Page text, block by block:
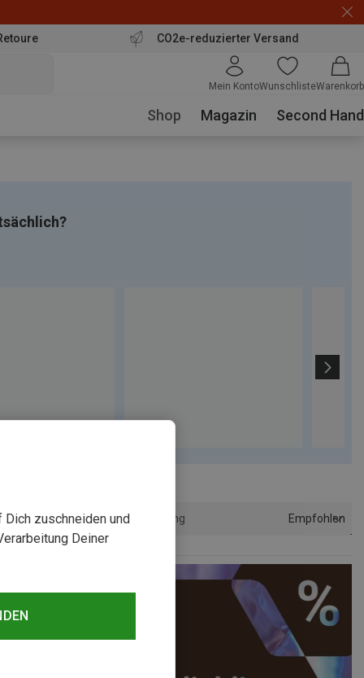
CO2e-reduzierter Versand
Mein KontoWunschlisteWarenkorb
Shop Magazin Second Hand
Sortierung Empfohlen
zuschneiden und
Deiner